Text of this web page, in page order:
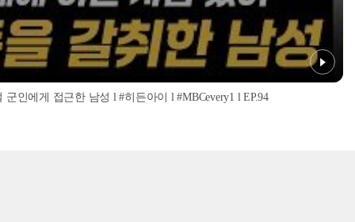
인에게 접근한 남성 l #히든아이 l #MBCevery1 l EP.94